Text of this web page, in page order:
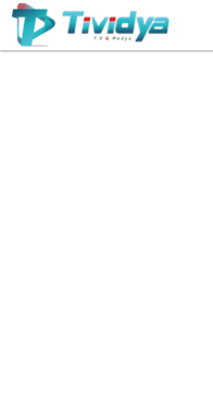
evden
eve
nakliyat